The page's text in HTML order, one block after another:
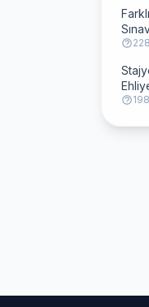
Olur?